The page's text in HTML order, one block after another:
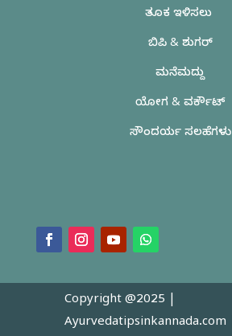
ತೂಕ ಇಳಿಸಲು
ಬಿಪಿ & ಶುಗರ್
ಮನೆಮದ್ದು
ಯೋಗ & ವರ್ಕೌಟ್
ಸೌಂದರ್ಯ ಸಲಹೆಗಳು
Copyright @2025 |
Ayurvedatipsinkannada.com